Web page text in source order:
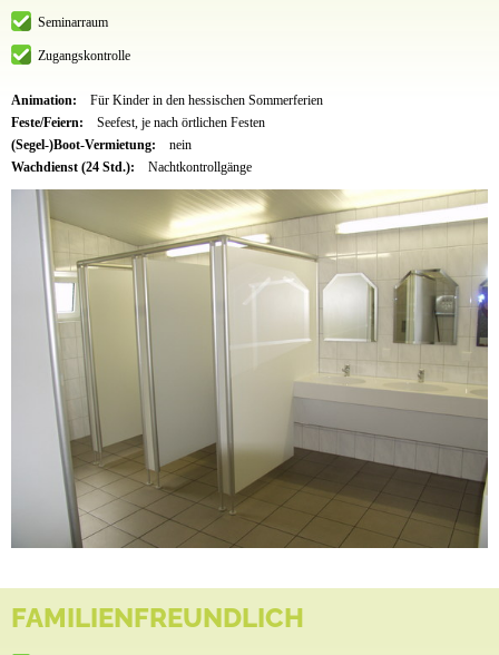
Seminarraum
Zugangskontrolle
Animation:
Für Kinder in den hessischen Sommerferien
Feste/Feiern:
Seefest, je nach örtlichen Festen
(Segel-)Boot-Vermietung:
nein
Wachdienst (24 Std.):
Nachtkontrollgänge
FAMILIENFREUNDLICH